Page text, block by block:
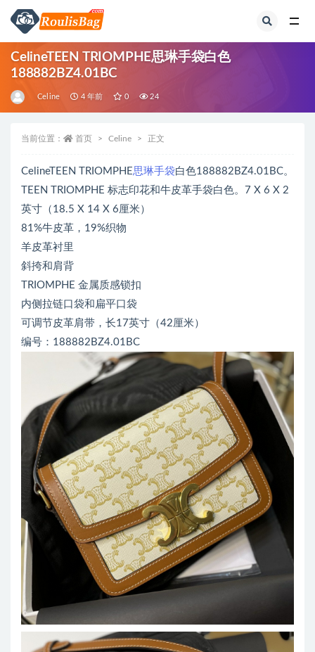
CelineTEEN TRIOMPHE思琳手袋白色
188882BZ4.01BC
Celine 4 年前 0 24
当前位置： 首页 Celine 正文
CelineTEEN TRIOMPHE思琳手袋白色188882BZ4.01BC。
TEEN TRIOMPHE 标志印花和牛皮革手袋白色。7 X 6 X 2
英寸（18.5 X 14 X 6厘米）
81%牛皮革，19%织物
羊皮革衬里
斜挎和肩背
TRIOMPHE 金属质感锁扣
内侧拉链口袋和扁平口袋
可调节皮革肩带，长17英寸（42厘米）
编号：188882BZ4.01BC